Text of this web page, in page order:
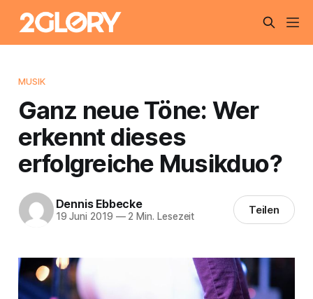
MUSIK
Ganz neue Töne: Wer
erkennt dieses
erfolgreiche Musikduo?
Dennis Ebbecke
19 Juni 2019 —2 Min. Lesezeit Teilen